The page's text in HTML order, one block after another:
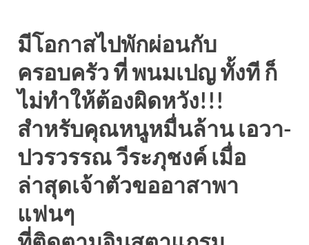
มีโอกาสไปพักผ่อนกับ
ครอบครัว ที่ พนมเปญ ทั้งที ก็
ไม่ทำให้ต้องผิดหวัง!!!
สำหรับคุณหนูหมื่นล้าน เอวา-
ปวรวรรณ วีระภุชงค์ เมื่อ
ล่าสุดเจ้าตัวขออาสาพา
แฟนๆ